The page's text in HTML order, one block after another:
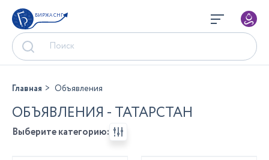
БИРЖА СНГ
Главная Объявления
ОБЪЯВЛЕНИЯ - ТАТАРСТАН
Выберите категорию: